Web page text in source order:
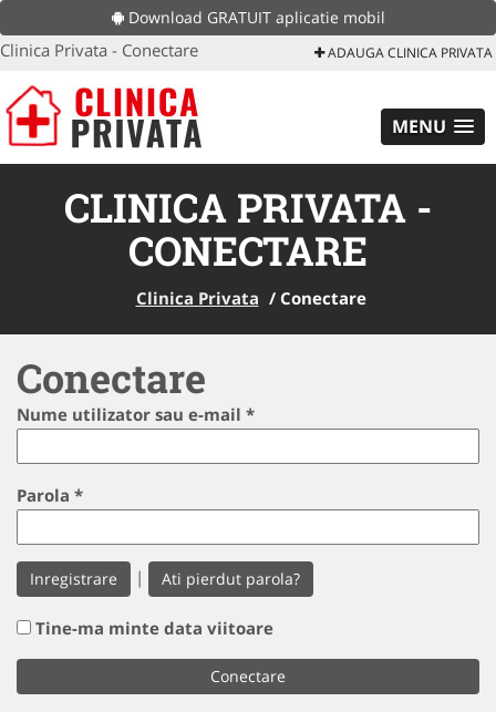
Download GRATUIT aplicatie mobil
Clinica Privata - Conectare ADAUGA CLINICA PRIVATA
MENU
CLINICA PRIVATA -
CONECTARE
Clinica Privata / Conectare
Conectare
Nume utilizator sau e-mail *
Parola *
Inregistrare | Ati pierdut parola?
Tine-ma minte data viitoare